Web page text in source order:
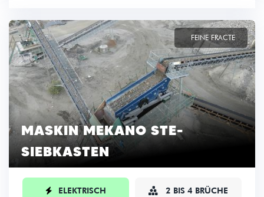
FEINE FRACTE
MASKIN MEKANO STE-
SIEBKASTEN
 ELEKTRISCH  2 BIS 4 BRÜCHE